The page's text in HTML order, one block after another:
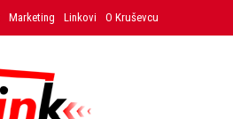
Marketing Linkovi O Kruševcu